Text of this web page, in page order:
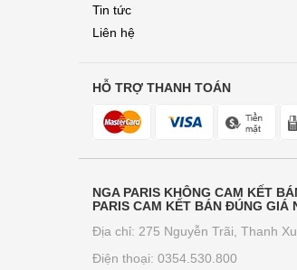
Tin tức
Liên hệ
HỖ TRỢ THANH TOÁN
NGA PARIS KHÔNG CAM KẾT
PARIS CAM KẾT BÁN ĐÚNG GIÁ
Địa chỉ: 275 Nguyễn Trãi, Thanh
Điện thoại: 0354.530.800